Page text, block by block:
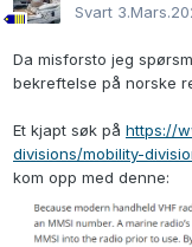
Svart
Da misforsto jeg
bekreftelse på norske
Et kjapt søk på https://
divisions/mobility-
kom opp med denne: